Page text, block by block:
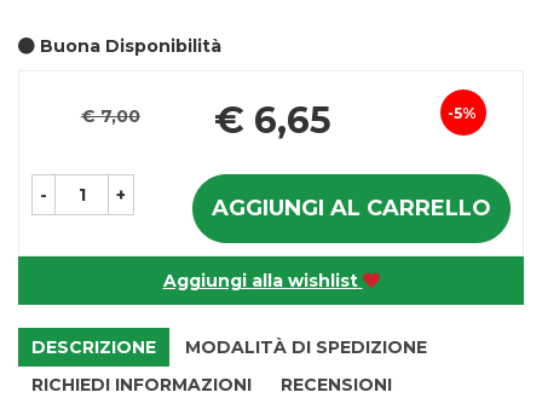
Buona Disponibilità
5%
€ 7,00 € 6,65
- + AGGIUNGI AL CARRELLO
Aggiungi alla wishlist
DESCRIZIONE
MODALITÀ DI SPEDIZIONE
RICHIEDI INFORMAZIONI
RECENSIONI